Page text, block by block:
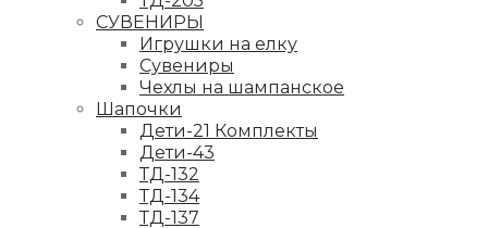
СУВЕНИРЫ
Игрушки на елку
Сувениры
Чехлы на шампанское
Шапочки
Дети-21 Комплекты
Дети-43
ТД-132
ТД-134
ТД-137